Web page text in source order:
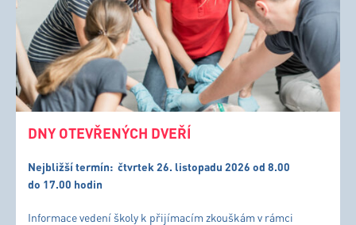
DNY OTEVŘENÝCH DVEŘÍ
Nejbližší termín: čtvrtek 26. listopadu 2026 od 8.00
do 17.00 hodin
Informace vedení školy k přijímacím zkouškám v rámci